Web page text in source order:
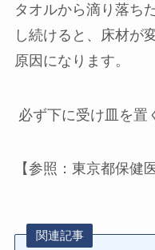
タオルから滴り落ち
し続けると、床材が
原因になります。
必ず下に受け皿を置
【参照：東京都保健
関連記事